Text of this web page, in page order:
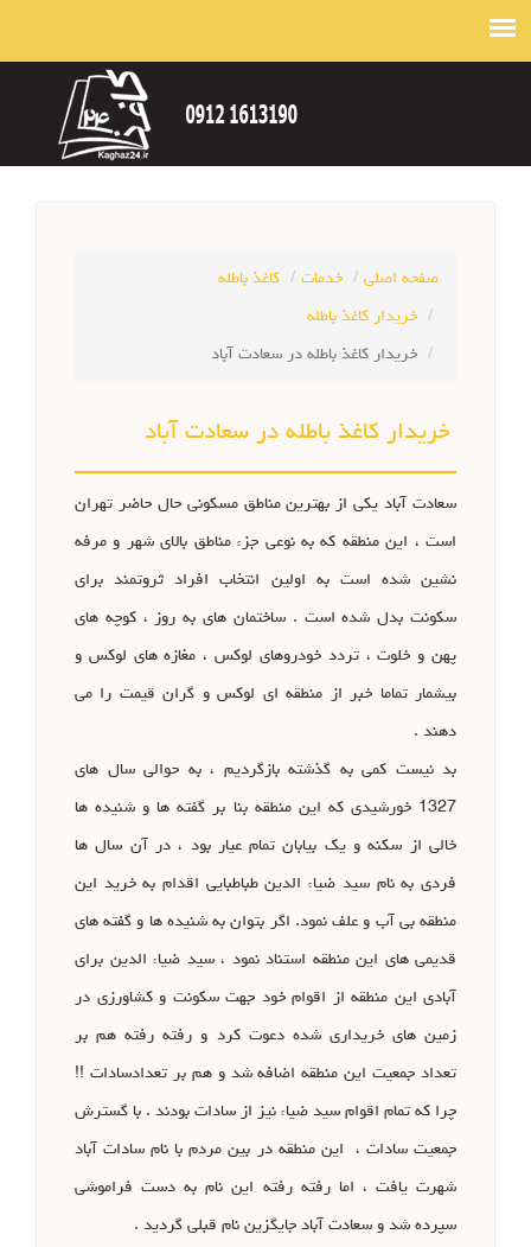
صفحه اصلی خدمات
کاغذ باطله
خریدار کاغذ باطله
خریدار کاغذ باطله در سعادت آباد
خریدار کاغذ باطله در سعادت آباد
سعادت آباد یکی از بهترین مناطق مسکونی حال حاضر تهران
است ، این منطقه که به نوعی جزء مناطق بالای شهر و مرفه
نشین شده است به اولین انتخاب افراد ثروتمند برای
سکونت بدل شده است . ساختمان های به روز ، کوچه های
پهن و خلوت ، تردد خودروهای لوکس ، مغازه های لوکس و
بیشمار تماما خبر از منطقه ای لوکس و گران قیمت را می
دهند .
بد نیست کمی به گذشته بازگردیم ، به حوالی سال های
1327 خورشیدی که این منطقه بنا بر گفته ها و شنیده ها
خالی از سکنه و یک بیابان تمام عیار بود ، در آن سال ها
فردی به نام سید ضیاء الدین طباطبایی اقدام به خرید این
منطقه بی آب و علف نمود. اگر بتوان به شنیده ها و گفته های
قدیمی های این منطقه استناد نمود ، سید ضیاء الدین برای
آبادی این منطقه از اقوام خود جهت سکونت و کشاورزی در
زمین های خریداری شده دعوت کرد و رفته رفته هم بر
تعداد جمعیت این منطقه اضافه شد و هم بر تعدادسادات !!
چرا که تمام اقوام سید ضیاء نیز از سادات بودند . با گسترش
جمعیت سادات ، این منطقه در بین مردم با نام سادات آباد
شهرت یافت ، اما رفته رفته این نام به دست فراموشی
سپرده شد و سعادت آباد جایگزین نام قبلی گردید .